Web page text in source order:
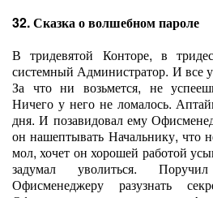
32. Сказка о волшебном пароле
В тридевятой Конторе, в
системный Администратор. И все
За что ни возьмется, не
Ничего у него не ломалось.
дня. И позавидовал ему
он нашептывать Начальнику, что
мол, хочет он хорошей работой
задумал уволиться.
Офисменеджеру разузнать